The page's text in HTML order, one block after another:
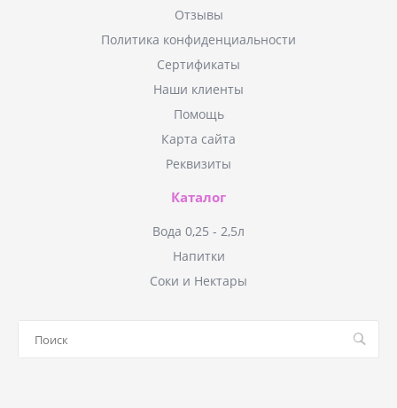
Отзывы
Политика конфиденциальности
Сертификаты
Наши клиенты
Помощь
Карта сайта
Реквизиты
Каталог
Вода 0,25 - 2,5л
Напитки
Соки и Нектары